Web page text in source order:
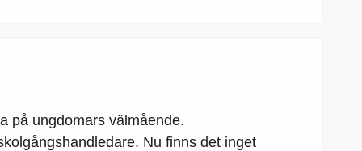
på ungdomars välmående.
Nu finns det inget